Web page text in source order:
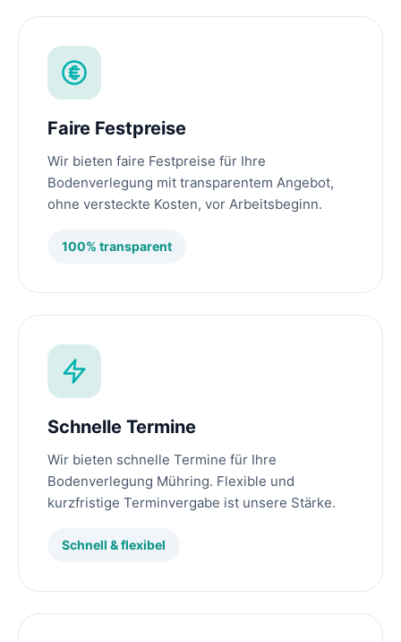
Faire Festpreise
Wir bieten faire Festpreise für Ihre
Bodenverlegung mit transparentem Angebot,
ohne versteckte Kosten, vor Arbeitsbeginn.
100% transparent
Schnelle Termine
Wir bieten schnelle Termine für Ihre
Bodenverlegung Mühring. Flexible und
kurzfristige Terminvergabe ist unsere Stärke.
Schnell & flexibel